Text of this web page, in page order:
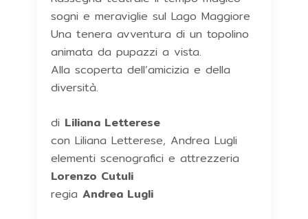
sogni e meraviglie sul Lago Maggiore
Una tenera avventura di un topolino
animata da pupazzi a vista.
Alla scoperta dell’amicizia e della
diversità.
di Liliana Letterese
con Liliana Letterese, Andrea Lugli
elementi scenografici e attrezzeria
Lorenzo Cutuli
regia Andrea Lugli